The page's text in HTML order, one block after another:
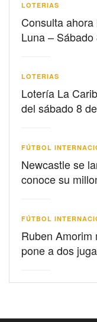
LOTERIAS
Consulta
Luna –
LOTERIAS
Lotería La
del sábado 8
FÚTBOL
Newcastle se
conoce su
FÚTBOL
Ruben Amorim
pone a dos